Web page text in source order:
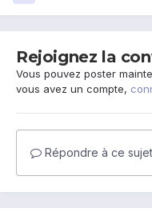
Rejoignez la
Vous pouvez poster
vous avez un compte,
Répondre à ce